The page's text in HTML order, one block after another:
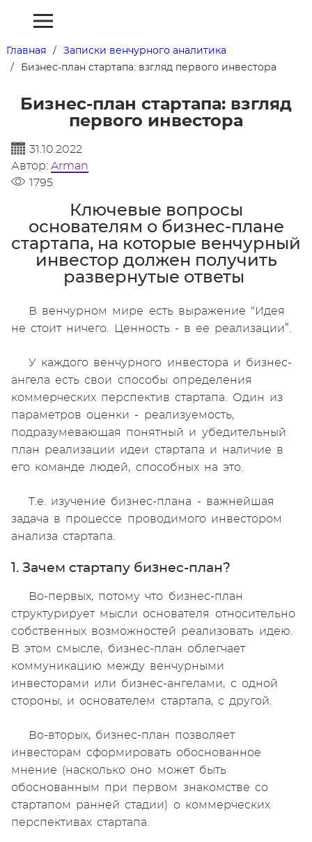
Главная
Записки венчурного аналитика
Бизнес-план стартапа: взгляд первого инвестора
Бизнес-план стартапа: взгляд
первого инвестора
31.10.2022
Автор: Arman
1795
Ключевые вопросы
основателям о бизнес-плане
стартапа, на которые венчурный
инвестор должен получить
развернутые ответы
В венчурном мире есть выражение “Идея
не стоит ничего. Ценность - в ее реализации”.
У каждого венчурного инвестора и бизнес-
ангела есть свои способы определения
коммерческих перспектив стартапа. Один из
параметров оценки - реализуемость,
подразумевающая понятный и убедительный
план реализации идеи стартапа и наличие в
его команде людей, способных на это.
Т.е. изучение бизнес-плана - важнейшая
задача в процессе проводимого инвестором
анализа стартапа.
1. Зачем стартапу бизнес-план?
Во-первых, потому что бизнес-план
структурирует мысли основателя относительно
собственных возможностей реализовать идею.
В этом смысле, бизнес-план облегчает
коммуникацию между венчурными
инвесторами или бизнес-ангелами, с одной
стороны, и основателем стартапа, с другой.
Во-вторых, бизнес-план позволяет
инвесторам сформировать обоснованное
мнение (насколько оно может быть
обоснованным при первом знакомстве со
стартапом ранней стадии) о коммерческих
перспективах стартапа.